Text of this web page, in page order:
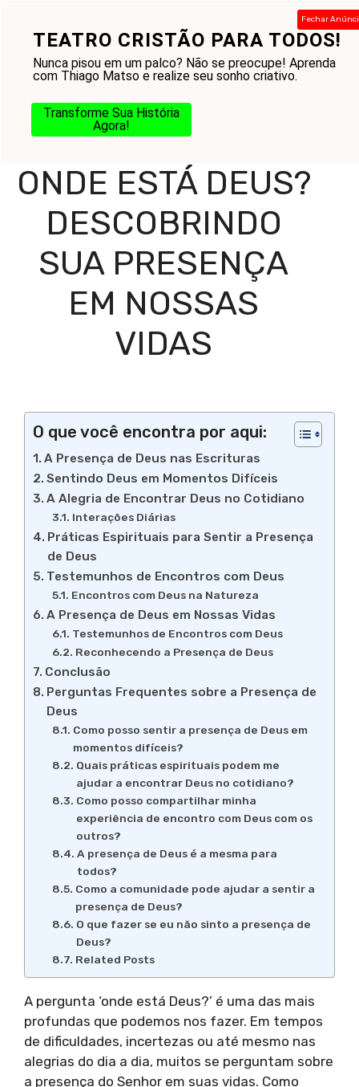
TEATRO CRISTÃO PARA TODOS!
Nunca pisou em um palco? Não se preocupe! Aprenda
com Thiago Matso e realize seu sonho criativo.
Transforme Sua História
Agora!
Fechar
conteúdo
Menu
-Blog-Reflexões Diárias-
Deus? Descobrindo Sua Presença em Nossas Vidas
ONDE ESTÁ DEUS?
DESCOBRINDO
SUA PRESENÇA
EM NOSSAS
VIDAS
O que você encontra por aqui:
A Presença de Deus nas Escrituras
Sentindo Deus em Momentos Difíceis
A Alegria de Encontrar Deus no Cotidiano
Interações Diárias
Práticas Espirituais para Sentir a Presença
de Deus
Testemunhos de Encontros com Deus
Encontros com Deus na Natureza
A Presença de Deus em Nossas Vidas
Testemunhos de Encontros com Deus
Reconhecendo a Presença de Deus
Conclusão
Perguntas Frequentes sobre a Presença de
Deus
Como posso sentir a presença de Deus em
momentos difíceis?
Quais práticas espirituais podem me
ajudar a encontrar Deus no cotidiano?
Como posso compartilhar minha
experiência de encontro com Deus com os
outros?
A presença de Deus é a mesma para
todos?
Como a comunidade pode ajudar a sentir a
presença de Deus?
O que fazer se eu não sinto a presença de
Deus?
Related Posts
A pergunta ‘onde está Deus?’ é uma das mais
profundas que podemos nos fazer. Em tempos
de dificuldades, incertezas ou até mesmo nas
alegrias do dia a dia, muitos se perguntam sobre
a presença do Senhor em suas vidas. Como